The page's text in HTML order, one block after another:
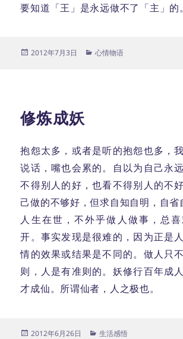
要知道「王」是永远做不了「主」的。
发
2012年7月3日
分
心情物语
修炼成妖
抱怨太多，或者是听的抱怨也多，
说话，嘴也会累的。自以为自己永
不得别人的好，也看不得别人的不
己做的不够好，但求自知自明，自省
人生在世，不外乎做人做事，总
开。事实发现是很难的，因为正是
情的效果或结果是不同的。做人只
则，人是有准则的。妖修行百年成
才成仙。所谓仙者，人之极也。
发
2012年6月26日
分
生活感悟